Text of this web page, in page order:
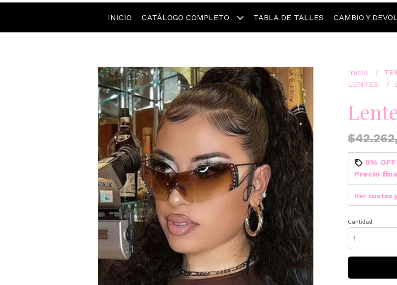
INICIO CATÁLOGO COMPLETO TABLA DE TALLES CAMBIO Y
Inicio
LENTES
5% OFF
Precio
Ver cuotas
Cantidad